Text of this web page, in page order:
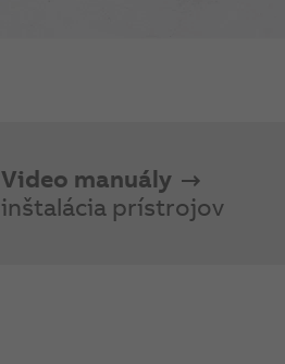
Video manuály
inštalácia prístrojov